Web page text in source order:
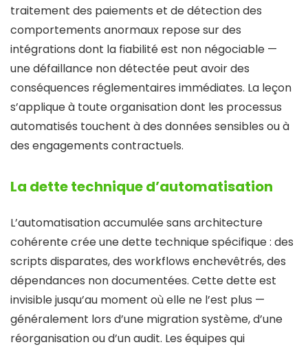
traitement des paiements et de détection des
comportements anormaux repose sur des
intégrations dont la fiabilité est non négociable —
une défaillance non détectée peut avoir des
conséquences réglementaires immédiates. La leçon
s’applique à toute organisation dont les processus
automatisés touchent à des données sensibles ou à
des engagements contractuels.
La dette technique d’automatisation
L’automatisation accumulée sans architecture
cohérente crée une dette technique spécifique : des
scripts disparates, des workflows enchevêtrés, des
dépendances non documentées. Cette dette est
invisible jusqu’au moment où elle ne l’est plus —
généralement lors d’une migration système, d’une
réorganisation ou d’un audit. Les équipes qui